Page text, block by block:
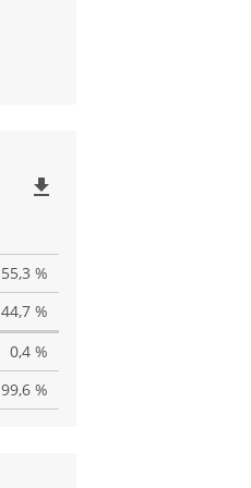
file_download
55,3 %
44,7 %
0,4 %
99,6 %